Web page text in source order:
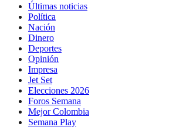
Últimas noticias
Política
Nación
Dinero
Deportes
Opinión
Impresa
Jet Set
Elecciones 2026
Foros Semana
Mejor Colombia
Semana Play